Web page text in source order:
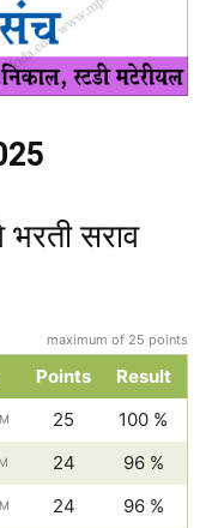
सराव
maximum of 25 points
Points
Result
25
100 %
24
96 %
24 96 %